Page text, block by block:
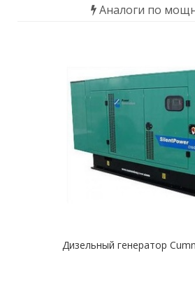
Аналоги по
Дизельный генератор